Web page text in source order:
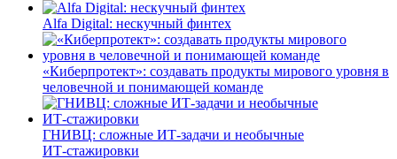
Alfa Digital: нескучный финтех
«Киберпротект»: создавать продукты мирового уровня в
человечной и понимающей команде
ГНИВЦ: сложные ИТ‑задачи и необычные
ИТ‑стажировки